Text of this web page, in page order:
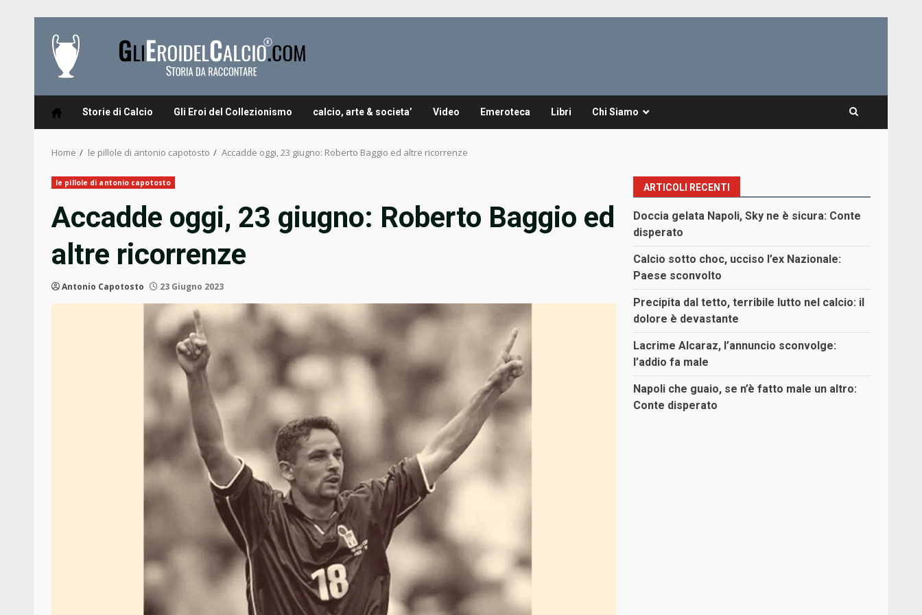
content
Storie di Calcio Gli Eroi del Collezionismo calcio, arte & societa’ Video Emeroteca Libri Chi Siamo
Home le pillole di antonio capotosto Accadde oggi, 23 giugno: Roberto Baggio ed altre ricorrenze
le pillole di antonio capotosto
Accadde oggi, 23 giugno: Roberto Baggio ed
altre ricorrenze
Antonio Capotosto 23 Giugno 2023
ARTICOLI RECENTI
Doccia gelata Napoli, Sky ne è sicura: Conte
disperato
Calcio sotto choc, ucciso l’ex Nazionale:
Paese sconvolto
Precipita dal tetto, terribile lutto nel calcio: il
dolore è devastante
Lacrime Alcaraz, l’annuncio sconvolge:
l’addio fa male
Napoli che guaio, se n’è fatto male un altro:
Conte disperato